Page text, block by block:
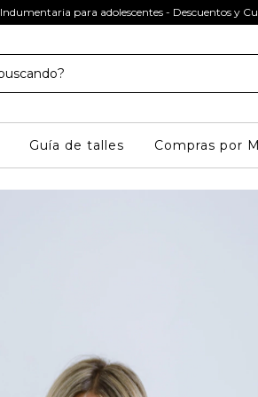
Indumentaria para adolescentes - Descuentos y
Guía de talles Compras por